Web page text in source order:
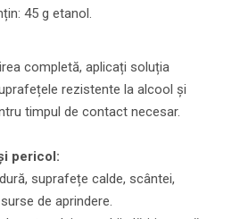
45 g etanol.
completă, aplicați soluția
rezistente la alcool și
timpul de contact necesar.
pericol:
suprafețe calde, scântei,
de aprindere.